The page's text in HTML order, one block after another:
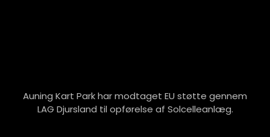
Auning Kart Park har modtaget EU støtte gennem
LAG Djursland til opførelse af Solcelleanlæg.